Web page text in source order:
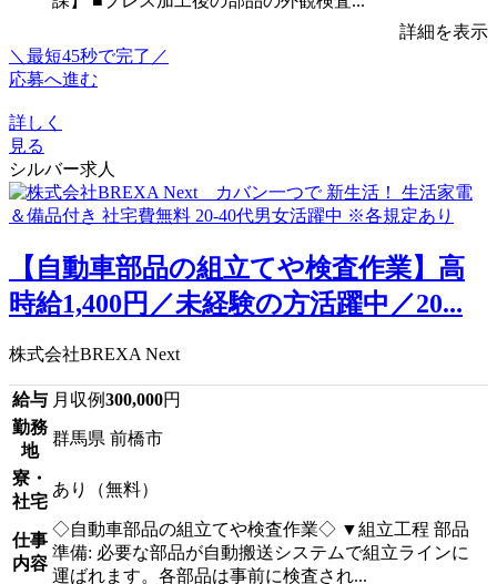
詳細を表示
＼最短45秒で完了／
応募へ進む
詳しく
見る
シルバー求人
【自動車部品の組立てや検査作業】高
時給1,400円／未経験の方活躍中／20...
株式会社BREXA Next
給与 月収例300,000円
勤務
地
群馬県 前橋市
寮・
社宅
あり（無料）
仕事
内容
◇自動車部品の組立てや検査作業◇ ▼組立工程 部品
準備: 必要な部品が自動搬送システムで組立ラインに
運ばれます。各部品は事前に検査され...